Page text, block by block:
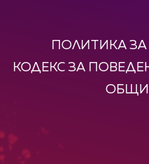
ПОЛИТИКА
КОДЕКС ЗА
ОБЩИ